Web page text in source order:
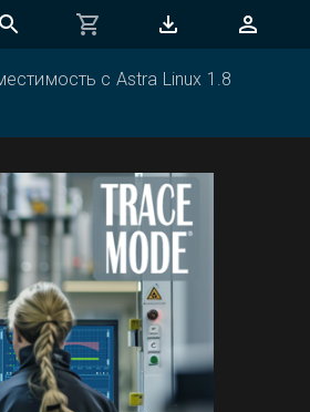
с Astra Linux 1.8